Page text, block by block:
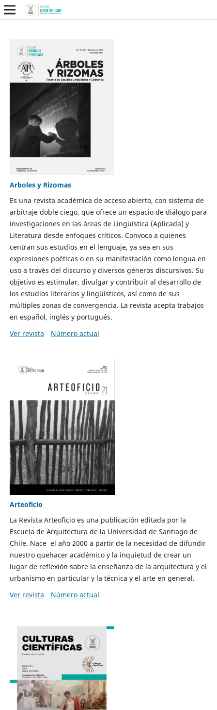
Arboles y Rizomas
Es una revista académica de acceso abierto, con sistema de
arbitraje doble ciego, que ofrece un espacio de diálogo para
investigaciones en las áreas de Lingüística (Aplicada) y
Literatura desde enfoques críticos. Convoca a quienes
centran sus estudios en el lenguaje, ya sea en sus
expresiones poéticas o en su manifestación como lengua en
uso a través del discurso y diversos géneros discursivos. Su
objetivo es estimular, divulgar y contribuir al desarrollo de
los estudios literarios y lingüísticos, así como de sus
múltiples zonas de convergencia. La revista acepta trabajos
en español, inglés y portugués.
Ver revista
Número actual
Arteoficio
La Revista Arteoficio es una publicación editada por la
Escuela de Arquitectura de la Universidad de Santiago de
Chile. Nace el año 2000 a partir de la necesidad de difundir
nuestro quehacer académico y la inquietud de crear un
lugar de reflexión sobre la enseñanza de la arquitectura y el
urbanismo en particular y la técnica y el arte en general.
Ver revista
Número actual